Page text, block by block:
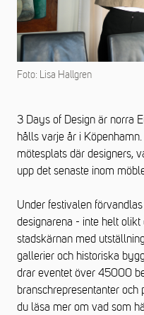
Foto: Lisa Hallgren
3 Days of Design är norra
hålls varje år i
mötesplats där designers,
upp det senaste inom
Under festivalen
designarena - inte helt
stadskärnan med
gallerier och historiska
drar eventet över 45000
branschrepresentanter och
du läsa mer om vad som